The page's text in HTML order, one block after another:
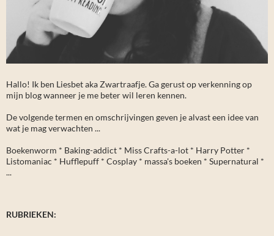
Hallo! Ik ben Liesbet aka Zwartraafje. Ga gerust op verkenning op
mijn blog wanneer je me beter wil leren kennen.
De volgende termen en omschrijvingen geven je alvast een idee van
wat je mag verwachten ...
Boekenworm * Baking-addict * Miss Crafts-a-lot * Harry Potter *
Listomaniac * Hufflepuff * Cosplay * massa's boeken * Supernatural *
...
RUBRIEKEN: